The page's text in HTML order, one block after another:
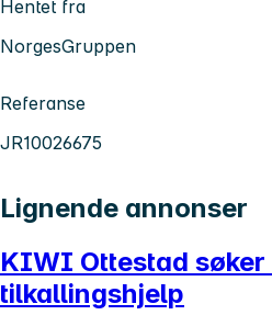
Hentet fra
NorgesGruppen
Referanse
JR10026675
Lignende annonser
KIWI Ottestad søker
tilkallingshjelp